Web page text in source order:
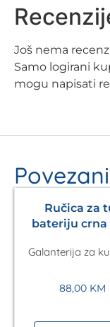
Još nema
Samo logirani
mogu napisati
Ručica za
bateriju crna
Galanterija za
88,00 KM